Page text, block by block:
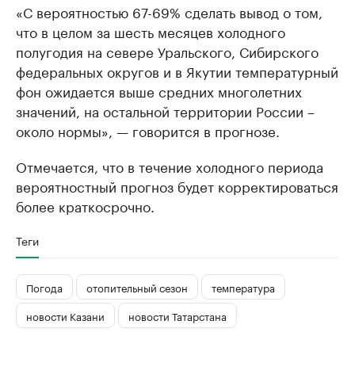
«С вероятностью 67-69% сделать вывод о том,
что в целом за шесть месяцев холодного
полугодия на севере Уральского, Сибирского
федеральных округов и в Якутии температурный
фон ожидается выше средних многолетних
значений, на остальной территории России –
около нормы», — говорится в прогнозе.
Отмечается, что в течение холодного периода
вероятностный прогноз будет корректироваться
более краткосрочно.
Теги
Погода отопительный сезон
температура
новости Казани
новости Татарстана